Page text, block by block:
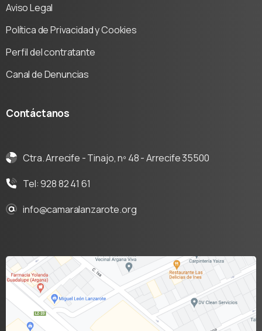
Aviso Legal
Política de Privacidad y Cookies
Perfil del contratante
Canal de Denuncias
Contáctanos
Ctra. Arrecife - Tinajo, nº 48 - Arrecife 35500
Tel: 928 82 41 61
info@camaralanzarote.org